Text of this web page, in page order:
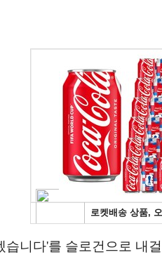
니다'를 슬로건으로 내